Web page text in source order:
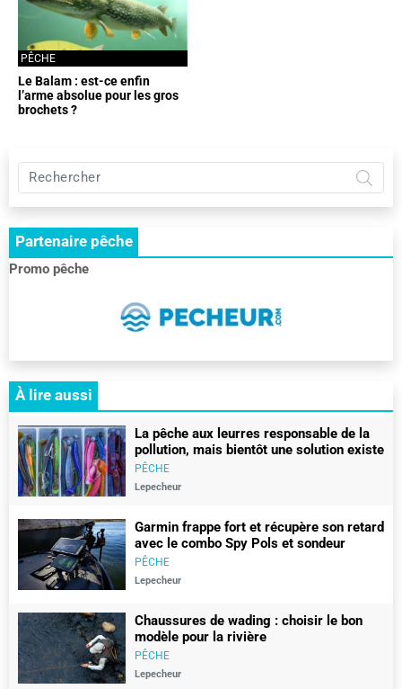
Le Balam : est-ce enfin
l’arme absolue pour les gros
brochets ?
PÊCHE
Rechercher
Pêche
chasse
:
le
chasseurs
Partenaire pêche
Promo pêche
À lire aussi
La pêche aux leurres responsable de la
pollution, mais bientôt une solution existe
PÊCHE
Lepecheur
Garmin frappe fort et récupère son retard
avec le combo Spy Pols et sondeur
gt360uhd
PÊCHE
Lepecheur
Chaussures de wading : choisir le bon
modèle pour la rivière
PÊCHE
Lepecheur